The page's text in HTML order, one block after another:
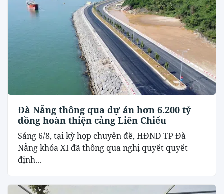
Đà Nẵng thông qua dự án hơn 6.200 tỷ
đồng hoàn thiện cảng Liên Chiểu
Sáng 6/8, tại kỳ họp chuyên đề, HĐND TP Đà
Nẵng khóa XI đã thông qua nghị quyết quyết
định...